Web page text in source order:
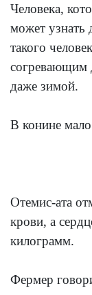
Человека,
может узнать
такого
согревающим
даже зимой.
В конине
Отемис-ата
крови, а
килограмм.
Фермер